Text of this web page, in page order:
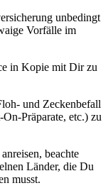
unbedingt
Vorfälle im
in Kopie mit Dir zu
und Zeckenbefall
Präparate, etc.) zu
beachte
Länder, die Du
musst.